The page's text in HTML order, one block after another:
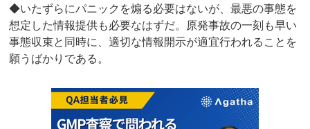
◆いたずらにパニックを煽る必要はないが、最悪の事態を
想定した情報提供も必要なはずだ。原発事故の一刻も早い
事態収束と同時に、適切な情報開示が適宜行われることを
願うばかりである。